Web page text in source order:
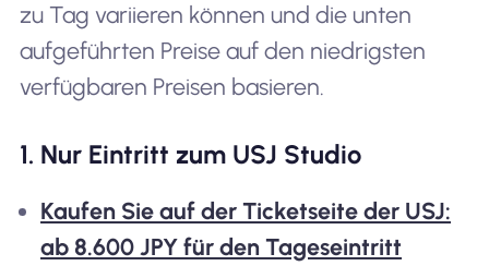
zu Tag variieren können und die unten
aufgeführten Preise auf den niedrigsten
verfügbaren Preisen basieren.
1. Nur Eintritt zum USJ Studio
Kaufen Sie auf der Ticketseite der USJ:
ab 8.600 JPY für den Tageseintritt